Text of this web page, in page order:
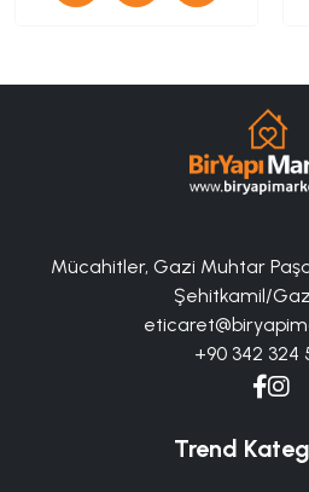
Mücahitler, Gazi Muhtar Paşa
Şehitkamil/
+90 342 324
Trend